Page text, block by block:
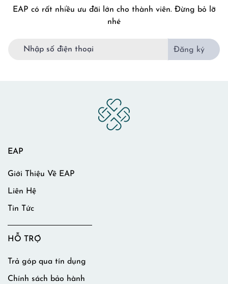
EAP có rất nhiều ưu đãi lớn cho thành viên. Đừng bỏ lỡ
nhé
Đăng ký
EAP
Giới Thiệu Về EAP
Liên Hệ
Tin Tức
HỖ TRỢ
Trả góp qua tín dụng
Chính sách bảo hành